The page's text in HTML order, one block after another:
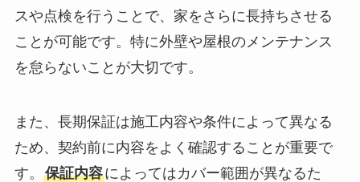
スや点検を行うことで、家をさらに長持ちさせる
ことが可能です。特に外壁や屋根のメンテナンス
を怠らないことが大切です。
また、長期保証は施工内容や条件によって異なる
ため、契約前に内容をよく確認することが重要で
す。 保証内容によってはカバー範囲が異なるた